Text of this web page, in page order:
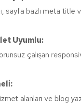
sayfa bazlı meta title
Uyumlu:
çalışan
alanları ve blog